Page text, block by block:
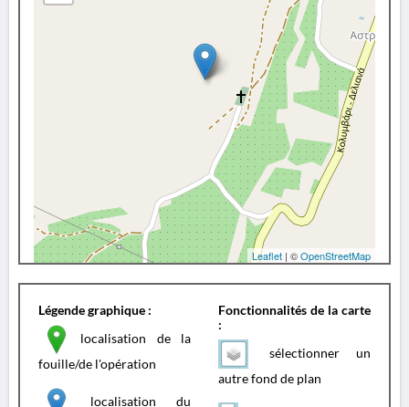
Leaflet | ©OpenStreetMap
Légende graphique :
localisation de la
fouille/de l'opération
localisation du
Fonctionnalités de la carte
:
sélectionner un
autre fond de plan